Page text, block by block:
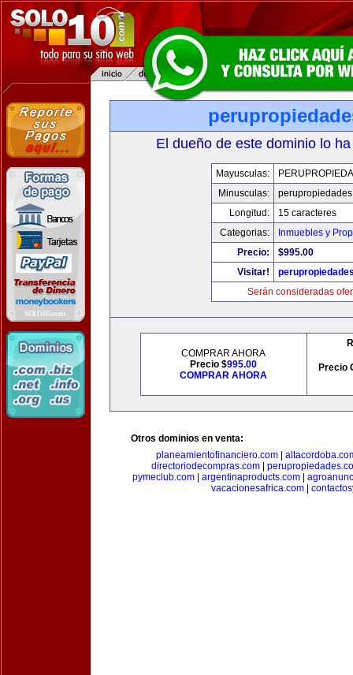
El dueño de este dominio lo
Mayusculas:
Minusculas:
Longitud:
15 caracteres
Categorias:
Inmuebles y
Precio:
$995.00
Visitar!
Serán consideradas
COMPRAR AHORA
Precio $995.00
COMPRAR AHORA
Precio
Otros dominios en venta:
planeamientofinanciero.com|
directoriodecompras.com|
pymeclub.com| argentinaproducts.com|
vacacionesafrica.com